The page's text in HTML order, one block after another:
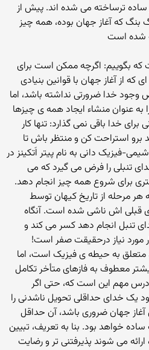
ترساخته می شده اند. پیش از
که آغاز جهان بوده، همه چیز
شده است
که بگوییم: اگرچه ممکن است برای
از آغاز جهان با قوانین بنیادی
خدا ضرورتی نداشته باشد، اما
به عنوان منشاء ایجاد همه ی چیزها
برای خدا باقی نمی گذارد: تنها کار
برو استراحت کن و منتظر باش تا
فیزیک دانی به نام پیتر اَتکینز در
تنبلی را فرض می گیرد که می
برای شروع همه چیز انجام دهد.
مرحله از تاریخ کیهان توسط
ی قبلی اش ناشی شده است. آنگاه
تنبل انجام دهد کسر می کند و
مورد نیاز درحقیقت صفر است!
متعلق به حیطه ی فیزیک است، اما
معطوف به فازهای متأخر تکامل
مهم این است که، حتی اگر
یک خدای حداقلی تحویل ناشدنی را
آغاز جهان ضروری باشد، آن حداقل
خواهد بود. بنا به تعریف، تبیین
می شوند پذیرفتنی تر و رضایت